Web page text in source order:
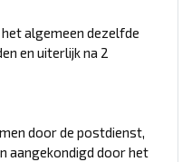
algemeen dezelfde
en uiterlijk na 2
door de postdienst,
aangekondigd door het